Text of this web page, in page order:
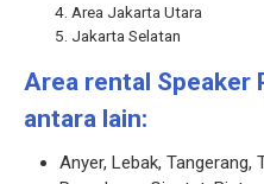
Area Jakarta Utara
Jakarta Selatan
Area rental Speaker
antara lain:
Anyer, Lebak, Tangerang,